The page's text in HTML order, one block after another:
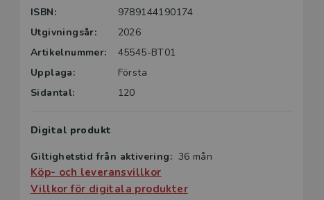
ISBN:
9789144190174
Utgivningsår:
2026
Artikelnummer:
45545-BT01
Upplaga:
Första
Sidantal:
120
Digital produkt
Giltighetstid från aktivering: 36 mån
Köp- och leveransvillkor
Villkor för digitala produkter